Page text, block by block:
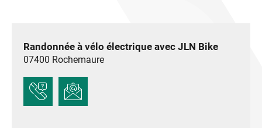
Randonnée à vélo électrique avec JLN Bike
07400 Rochemaure